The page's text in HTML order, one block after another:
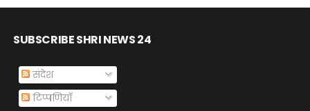
SUBSCRIBE SHRI NEWS 24
संदेश
टिप्पणियाँ